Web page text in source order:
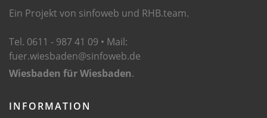
Ein Projekt von sinfoweb und RHB.team.
Tel. 0611 - 987 41 09 • Mail:
fuer.wiesbaden@sinfoweb.de
Wiesbaden für Wiesbaden.
INFORMATION